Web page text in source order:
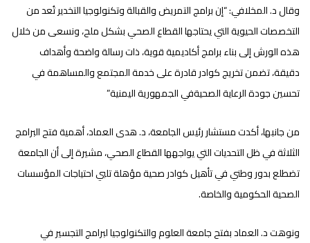
وقال د. المخلافي: “إن برامج التمريض والقبالة وتكنولوجيا التخدير تُعد من
التخصصات الحيوية التي يحتاجها القطاع الصحي بشكل ملح، ونسعى من خلال
هذه الورش إلى بناء برامج أكاديمية قوية، ذات رسالة واضحة وأهداف
دقيقة، تضمن تخريج كوادر قادرة على خدمة المجتمع والمساهمة في
تحسين جودة الرعاية الصحيةفي الجمهورية اليمنية”
من جانبها، أكدت مستشار رئيس الجامعة، د. هدى العماد، أهمية فتح البرامج
الثلاثة في ظل التحديات التي يواجهها القطاع الصحي، مشيرة إلى أن الجامعة
تضطلع بدور وطني في تأهيل كوادر صحية مؤهلة تلبي احتياجات المؤسسات
الصحية الحكومية والخاصة.
ونوهت د. العماد بفتح جامعة العلوم والتكنولوجيا لبرامج التجسير في